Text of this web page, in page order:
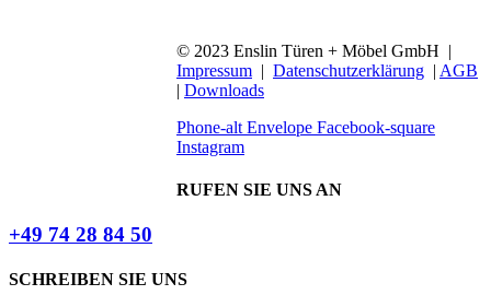
© 2023 Enslin Türen + Möbel GmbH |
Impressum | Datenschutzerklärung | AGB
| Downloads
Phone-alt Envelope Facebook-square
Instagram
RUFEN SIE UNS AN
+49 74 28 84 50
SCHREIBEN SIE UNS